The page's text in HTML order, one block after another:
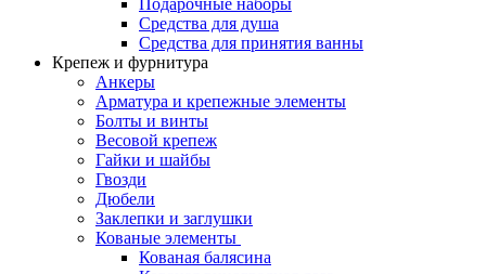
Средства для душа
Средства для принятия ванны
Крепеж и фурнитура
Анкеры
Арматура и крепежные элементы
Болты и винты
Весовой крепеж
Гайки и шайбы
Гвозди
Дюбели
Заклепки и заглушки
Кованые элементы
Кованая балясина